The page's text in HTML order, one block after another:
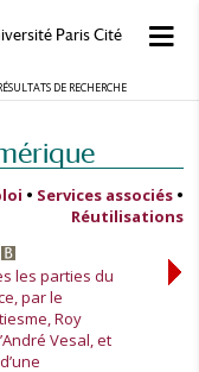
Paris Cité
DE RECHERCHE
• Services associés •
Réutilisations
les parties du
par le
Roy
Vesal, et